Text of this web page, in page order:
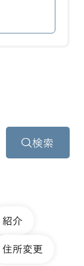
紹介
住所変更